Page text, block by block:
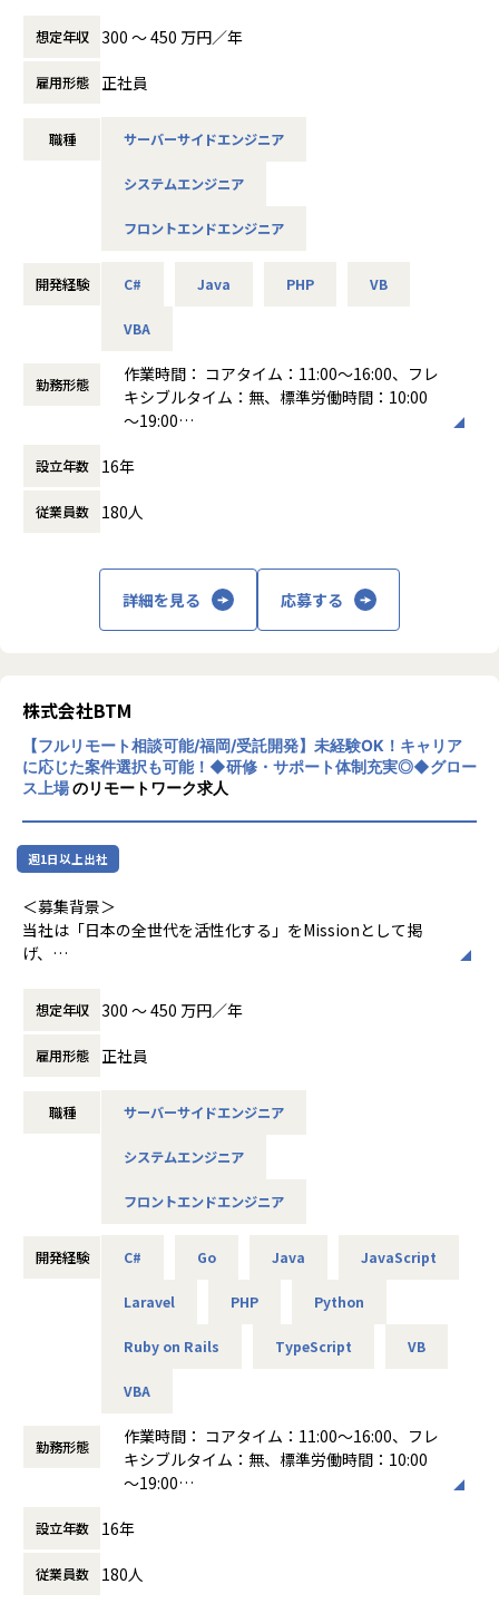
・次のアクションプランを具体化し、成長につなげられる仕
✅案件情報はすべて開示！
・300以上のクライアントとの取引実績
・9割が大手プライム案件
・7割がWeb系案件
・6割が上流工程から参画可能
・マッチ度重視の提案で、面談後のオファー率は平均75％！
・面談には営業も同席し、しっかりとフォローすることで高
いオファー率を実現！
・案件参画まで約2週間で決定！
【あなたの成長をしっかりサポート】
✅成長をサポートするキャリア支援あり
・エンジニア専任のキャリアアドバイザーと3か月に一度の
キャリア面談を実施
・社内LT会・勉強会の開催が月に1度程度あり
開発スキルを磨き、技術の深みを追求できる環境
◎マネジメントコース
リーダーシップや組織運営に挑戦し、マネジメントスキルを
＝＝＝＝＝＝＝＝＝＝＝＝＝＝＝＝＝＝＝＝＝＝＝＝＝＝＝
＝
【あなたのその「想い」、当社で実現しませんか？】
・モダンな開発環境に挑戦したい
・サポート体制が充実した環境で働きたい
・単価や契約内容もわかる透明度の高い会社で働きたい
是非お気軽にお話をさせてください！
2026年も年間3名程度の募集を継続しています。
らこそ、
コーボーでは「自社メディア」「クライアント開発」「受託
エンジニアが望むキャリアをコーボー社内で叶えることがで
また2025年1月よりAI・DX推進グループを新設しました。
エンジニアが思い描くキャリアを叶え続けることが出来る会
【HR部 テックグループ】
地方の地場企業をDX化し世の中をデジタル化すべく、開発を
行うシステム開発会社です。
現在複数サービスを展開しておりますが、今回SESを拡大す
メンバーを大々的に募集させていただく運びとなりました。
SESと聞くと…、
・自身の意向が反映されず、行きたくない現場にアサインさ
・短期間で案件が頻繁に変わるため、スキルアップにつなが
・参画先で努力しても、正当に評価されにくい…
そんなイメージを持たれるかと思いますが、弊社は違いま
す。
1.本人の"やりたい"を叶える環境
案件を勝手に会社が決めてくることはございません。
本人の意向やキャリアプランをお伺いし、マッチした案件
きます。
2.充実のフォロー・サポート環境
当社では総勢20名以上の営業職がおり、エンジニアの方々
に対し
しっかりと担当営業が付き、フォロー・サポートを実施し
ます。
具体的には参画先の現場に問題が無いかの定期的なヒアリ
毎月の稼働確認、他に上司の方との1on1MTGもございま
すので、
働き方や現場についてのお悩み相談は勿論、キャリアプラ
しております！
め、
PHP、Java、Ruby、Python、Goなど様々な技術・環境
の案件に関われます。
ャーなどなど）
・ブランド等のリストアプリに伴う開発案件（Go言語）
・ECサイトのAWS運用、構築（Python、AWS）
・某弁護士事務所向け基幹システム開発（PHP、Larave
か積めない」がありません！
受託開発からSESや、SESから受託開発へ異動し、キャリ
アを形成されている方も弊社の中ではおります。
5.明確な「評価制度（等級評価制度）」があるからこそ、
い！
想定年収 300 〜 450 万円／年
雇用形態 正社員
職種 サーバーサイドエンジニア
システムエンジニア
フロントエンドエンジニア
開発経験 C# Java PHP VB
VBA
勤務形態
作業時間： コアタイム：11:00～16:00、フレ
キシブルタイム：無、標準労働時間：10:00
～19:00
時間外労働の有無： 有（月平均20時間）
設立年数 16年
従業員数 180人
詳細を見る 応募する
株式会社BTM
【フルリモート相談可能/福岡/受託開発】未経験OK！キャリア
に応じた案件選択も可能！◆研修・サポート体制充実◎◆グロー
ス上場のリモートワーク求人
週1日以上出社
＜募集背景＞
当社は「日本の全世代を活性化する」をMissionとして掲
げ、
ebシステム開発と
地方の地場企業をDX化し世の中をデジタル化すべく、開発を
行うシステム開発会社です。
拡大するべく、
に募集させていただく運びとなりました。
SESと聞くと…、
・自身の意向が反映されず、行きたくない現場にアサインさ
・短期間で案件が頻繁に変わるため、スキルアップにつなが
・参画先で努力しても、正当に評価されにくい…
そんなイメージを持たれるかと思いますが、弊社は違いま
す。
想定年収 300 〜 450 万円／年
雇用形態 正社員
職種 サーバーサイドエンジニア
システムエンジニア
フロントエンドエンジニア
開発経験 C# Go Java JavaScript
Laravel PHP Python
Ruby on Rails TypeScript VB
VBA
勤務形態
作業時間： コアタイム：11:00～16:00、フレ
キシブルタイム：無、標準労働時間：10:00
～19:00
時間外労働の有無： 有（月平均20時間）
設立年数 16年
従業員数 180人